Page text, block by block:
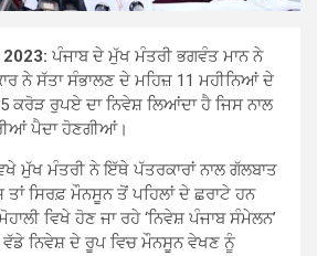
ਪੰਜਾਬ ਦੇ ਮੁੱਖ ਮੰਤਰੀ ਭਗਵੰਤ ਮਾਨ ਨੇ
ਨੇ ਸੱਤਾ ਸੰਭਾਲਣ ਦੇ ਮਹਿਜ਼ 11 ਮਹੀਨਿਆਂ ਦੇ
ਕਰੋੜ ਰੁਪਏ ਦਾ ਨਿਵੇਸ਼ ਲਿਆਂਦਾ ਹੈ ਜਿਸ ਨਾਲ
ਪੈਦਾ ਹੋਣਗੀਆਂ।
ਮੁੱਖ ਮੰਤਰੀ ਨੇ ਇੱਥੇ ਪੱਤਰਕਾਰਾਂ ਨਾਲ ਗੱਲਬਾਤ
ਤਾਂ ਸਿਰਫ਼ ਮੌਨਸੂਨ ਤੋਂ ਪਹਿਲਾਂ ਦੇ ਛਰਾਟੇ ਹਨ
ਵਿਖੇ ਹੋਣ ਜਾ ਰਹੇ ‘ਨਿਵੇਸ਼ ਪੰਜਾਬ ਸੰਮੇਲਨ’
ਵੱਡੇ ਨਿਵੇਸ਼ ਦੇ ਰੂਪ ਵਿਚ ਮੌਨਸੂਨ ਵੇਖਣ ਨੂੰ